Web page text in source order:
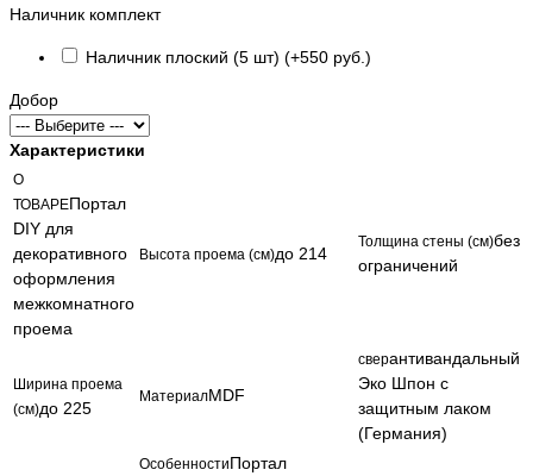
Наличник комплект
Наличник плоский (5 шт) (+550 руб.)
Добор
Характеристики
О
ТОВАРЕПортал
DIY для
декоративного
оформления
межкомнатного
проема
Высота проема (см)до 214
Толщина стены (см)без
ограничений
Ширина проема
(см)до 225
МатериалMDF
сверантивандальный
Эко Шпон с
защитным лаком
(Германия)
ОсобенностиПортал